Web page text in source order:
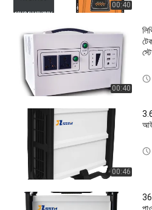
00:40
00:40
00:46